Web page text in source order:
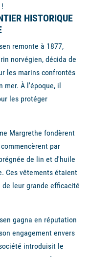
HISTORIQUE
remonte à 1877,
norvégien, décida de
les marins confrontés
À l'époque, il
les protéger
Margrethe fondèrent
par
de lin et d'huile
Ces vêtements étaient
leur grande efficacité
gagna en réputation
engagement envers
introduisit le